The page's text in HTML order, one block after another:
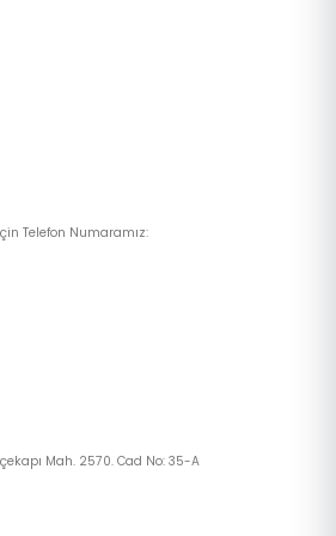
Telefon Numaramız:
Mah. 2570. Cad No: 35-A